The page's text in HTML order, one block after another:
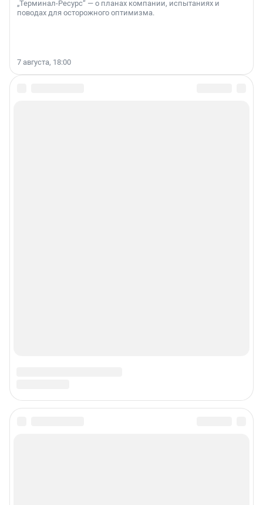
„Терминал-Ресурс“ — о планах компании, испытаниях и
поводах для осторожного оптимизма.
7 августа, 18:00